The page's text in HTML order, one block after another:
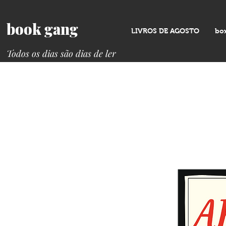
LIVROS DE AGOSTO
book gang
Todos os dias são dias de ler